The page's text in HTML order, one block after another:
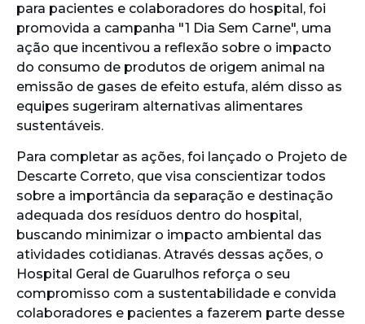
para pacientes e colaboradores do hospital, foi
promovida a campanha "1 Dia Sem Carne", uma
ação que incentivou a reflexão sobre o impacto
do consumo de produtos de origem animal na
emissão de gases de efeito estufa, além disso as
equipes sugeriram alternativas alimentares
sustentáveis.
Para completar as ações, foi lançado o Projeto de
Descarte Correto, que visa conscientizar todos
sobre a importância da separação e destinação
adequada dos resíduos dentro do hospital,
buscando minimizar o impacto ambiental das
atividades cotidianas. Através dessas ações, o
Hospital Geral de Guarulhos reforça o seu
compromisso com a sustentabilidade e convida
colaboradores e pacientes a fazerem parte desse